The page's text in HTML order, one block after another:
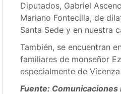
Diputados, Gabriel
Mariano Fontecilla, de
Santa Sede y en nuestra
También, se encuentran
familiares de monseñor
especialmente de
Fuente: Comunicaciones